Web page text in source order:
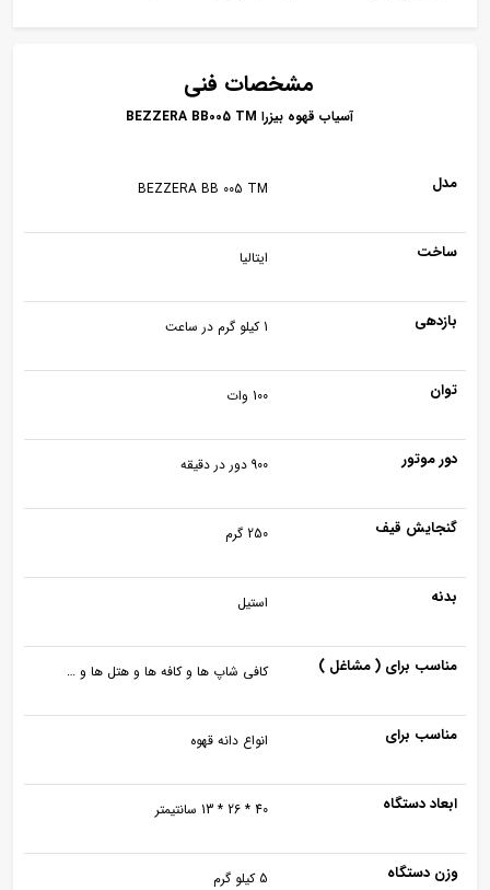
مشخصات فنی
آسیاب قهوه بیزرا BEZZERA BB005 TM
مدل BEZZERA BB 005 TM
ساخت ایتالیا
بازدهی 1 کیلو گرم در ساعت
توان 100 وات
دور موتور 900 دور در دقیقه
گنجایش قیف 250 گرم
بدنه استیل
مناسب برای ( مشاغل ) کافی شاپ ها و کافه ها و هتل ها و …
مناسب برای انواع دانه قهوه
ابعاد دستگاه 40 * 26 * 13 سانتیمتر
وزن دستگاه 5 کیلو گرم